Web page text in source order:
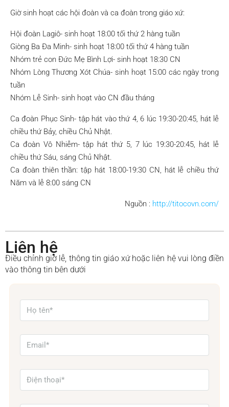
Giờ sinh hoạt các hội đoàn và ca đoàn trong giáo xứ:
Hội đoàn Lagiô- sinh hoạt 18:00 tối thứ 2 hàng tuần
Giòng Ba Đa Minh- sinh hoạt 18:00 tối thứ 4 hàng tuần
Nhóm trẻ con Đức Mẹ Bình Lợi- sinh hoạt 18:30 CN
Nhóm Lòng Thương Xót Chúa- sinh hoạt 15:00 các ngày trong
tuần
Nhóm Lễ Sinh- sinh hoạt vào CN đầu tháng
Ca đoàn Phục Sinh- tập hát vào thứ 4, 6 lúc 19:30-20:45, hát lễ
chiều thứ Bảy, chiều Chủ Nhật.
Ca đoàn Vô Nhiễm- tập hát thứ 5, 7 lúc 19:30-20:45, hát lễ
chiều thứ Sáu, sáng Chủ Nhật.
Ca đoàn thiên thần: tập hát 18:00-19:30 CN, hát lễ chiều thứ
Năm và lễ 8:00 sáng CN
Nguồn : http://titocovn.com/
Liên hệ
Điều chỉnh giờ lễ, thông tin giáo xứ hoặc liên hệ vui lòng điền
vào thông tin bên dưới